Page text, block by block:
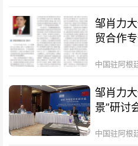
邹肖力
贸合作
中国驻阿根
邹肖力
景”研讨
中国驻阿根